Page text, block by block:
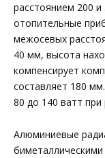
расстоянием 200
отопительные
межосевых
40 мм, высота
компенсирует
составляет 180
80 до 140 ватт
Алюминиевые